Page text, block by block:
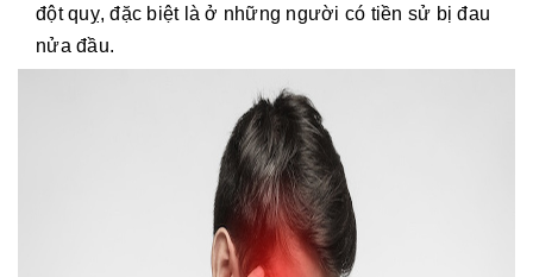
đột quỵ, đặc biệt là ở những người có tiền sử bị đau
nửa đầu.